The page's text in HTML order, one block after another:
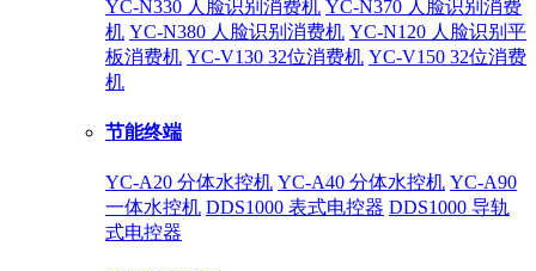
YC-N330 人脸识别消费机 YC-N370 人脸识别消费
机 YC-N380 人脸识别消费机 YC-N120 人脸识别平
板消费机 YC-V130 32位消费机 YC-V150 32位消费
机
节能终端
YC-A20 分体水控机 YC-A40 分体水控机 YC-A90
一体水控机 DDS1000 表式电控器 DDS1000 导轨
式电控器